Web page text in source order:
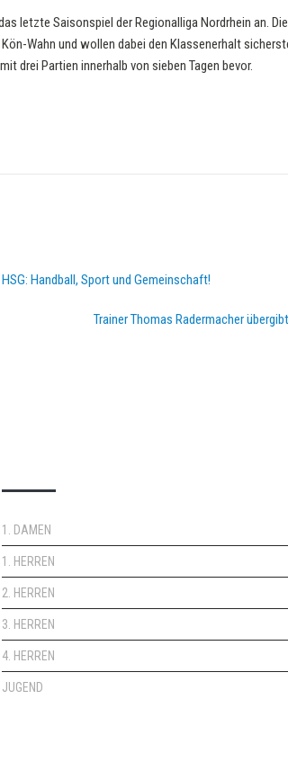
letzte Saisonspiel der Regionalliga Nordrhein an.
Wahn und wollen dabei den Klassenerhalt
drei Partien innerhalb von sieben Tagen bevor.
Handball, Sport und Gemeinschaft!
Trainer Thomas Radermacher
1. DAMEN
1. HERREN
2. HERREN
3. HERREN
4. HERREN
JUGEND